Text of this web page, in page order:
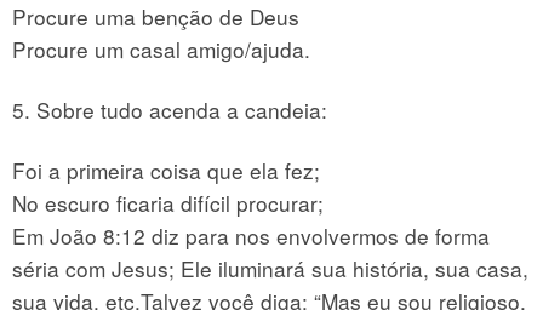
Procure uma benção de Deus
Procure um casal amigo/ajuda.
5. Sobre tudo acenda a candeia:
Foi a primeira coisa que ela fez;
No escuro ficaria difícil procurar;
Em João 8:12 diz para nos envolvermos de forma
séria com Jesus; Ele iluminará sua história, sua casa,
sua vida, etc.Talvez você diga: “Mas eu sou religioso,